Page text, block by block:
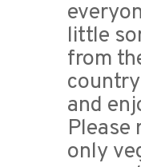
little
from
and
Please
only